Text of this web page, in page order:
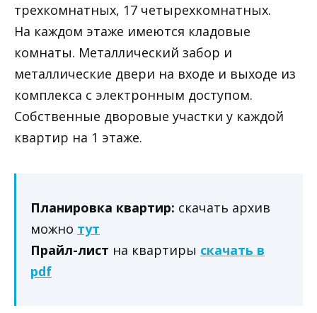
трехкомнатных, 17 четырехкомнатных.
На каждом этаже имеются кладовые
комнаты. Металлический забор и
металлические двери на входе и выходе из
комплекса с электронным доступом.
Собственные дворовые участки у каждой
квартир на 1 этаже.
Планировка квартир: скачать архив
можно тут
Прайл-лист на квартиры скачать в
pdf